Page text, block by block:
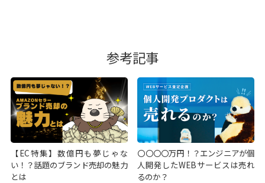
参考記事
【EC特集】数億円も夢じゃな
い！？話題のブランド売却の魅力
とは
〇〇〇〇万円！？エンジニアが個
人開発したWEBサービスは売れ
るのか？